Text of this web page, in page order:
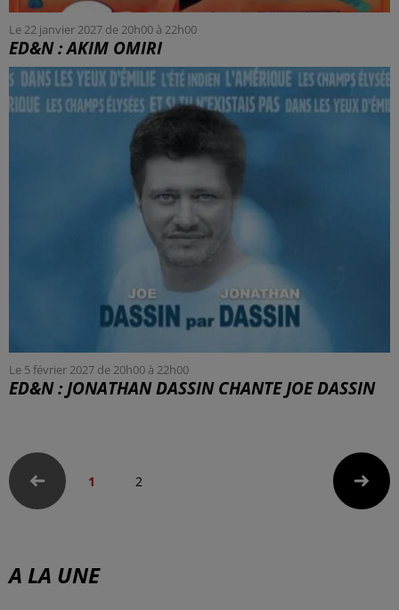
Le 22 janvier 2027 de 20h00 à 22h00
ED&N : AKIM OMIRI
Le 5 février 2027 de 20h00 à 22h00
ED&N : JONATHAN DASSIN CHANTE JOE DASSIN
1 2
A LA UNE